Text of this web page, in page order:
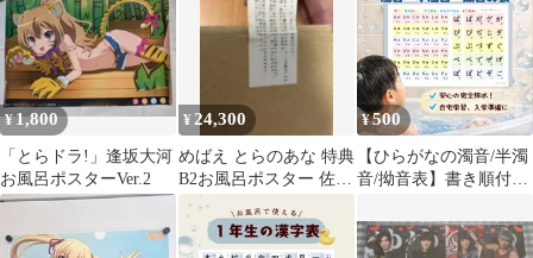
はじての計算に役立つ
知育学習にも◎
¥1,800
「とらドラ!」逢坂大河
お風呂ポスターVer.2
¥ 24,300
めばえ とらのあな 特典
B2お風呂ポスター 佐倉
杏奈 たぬきそふと【未
使用品】
¥500
【ひらがなの濁音/半濁
音/拗音表】書き順付き
でも学べる完全防水仕
様♨️ 入学準備・幼児学